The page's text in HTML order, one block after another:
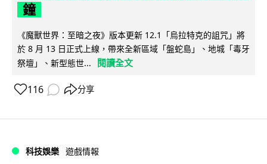
鐘
《魔獸世界：至暗之夜》版本更新 12.1「烏拉特克的詛咒」將
於 8 月 13 日正式上線，帶來全新區域「盤蛇島」、地城「毒牙
祭壇」、新型態世...
閱讀全文
116 分享
科技娛樂 遊戲情報